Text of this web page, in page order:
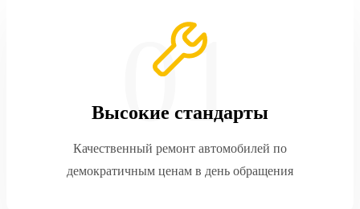
Высокие стандарты
Качественный ремонт автомобилей по
демократичным ценам в день обращения